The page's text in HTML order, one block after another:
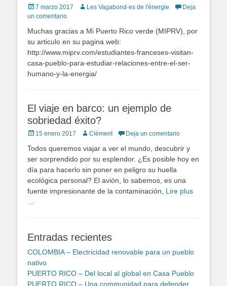
Publicado
en
7 marzo 2017 AutorLes Vagabond·es de l'énergie
Deja
un comentario
Muchas gracias a Mi Puerto Rico verde (MIPRV), por
su articulo en su pagina web:
http://www.miprv.com/estudiantes-franceses-visitan-
casa-pueblo-para-estudiar-relaciones-entre-el-ser-
humano-y-la-energia/
El viaje en barco: un ejemplo de
sobriedad éxito?
Publicado
15 enero 2017 AutorClément Deja un comentario
Todos queremos viajar a ver el mundo, descubrir y
ser sorprendido por su esplendor. ¿Es posible hoy en
día para hacerlo sin poner en peligro su huella
ecológica personal? El avión, lo sabemos, es una
fuente impresionante de la contaminación, Lire plus
Entradas recientes
COLOMBIA – Electricidad renovable para un pueblo
nativo
PUERTO RICO – Del local al global en Casa Pueblo
PUERTO RICO – Una communidad para defender